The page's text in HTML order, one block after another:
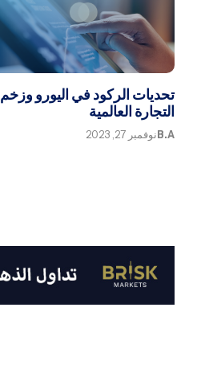
تحديات الركود في اليورو وزخم
التجارة العالمية
B.Aنوفمبر 27, 2023